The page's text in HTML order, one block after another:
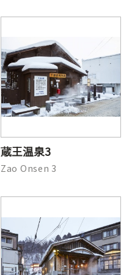
蔵王温泉3
Zao Onsen 3